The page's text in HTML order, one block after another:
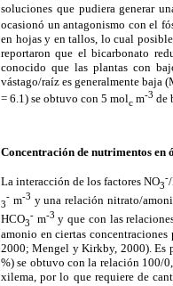
soluciones que pudiera generar
ocasionó un antagonismo con el
en hojas y en tallos, lo cual
reportaron que el bicarbonato
conocido que las plantas con
vástago/raíz es generalmente baja
= 6.1) se obtuvo con 5 molc m-3 de
Concentración de nutrimentos en
La interacción de los factores NO3
-
3
- m-3 y una relación nitrato/
HCO3
- m-3 y que con las
amonio en ciertas
2000; Mengel y Kirkby, 2000). Es
%) se obtuvo con la relación 100/
xilema, por lo que requiere de